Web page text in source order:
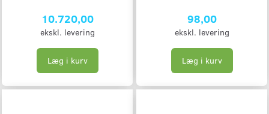
10.720,00
ekskl. levering
Læg i kurv
98,00
ekskl. levering
Læg i kurv